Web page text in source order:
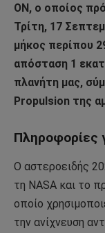
ON, ο οποίος
Τρίτη, 17
μήκος περίπου
απόσταση 1
πλανήτη μας,
Propulsion της
Πληροφορίες
Ο αστεροειδής
τη NASA και το
οποίο
την ανίχνευση